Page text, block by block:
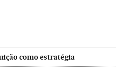
como estratégia